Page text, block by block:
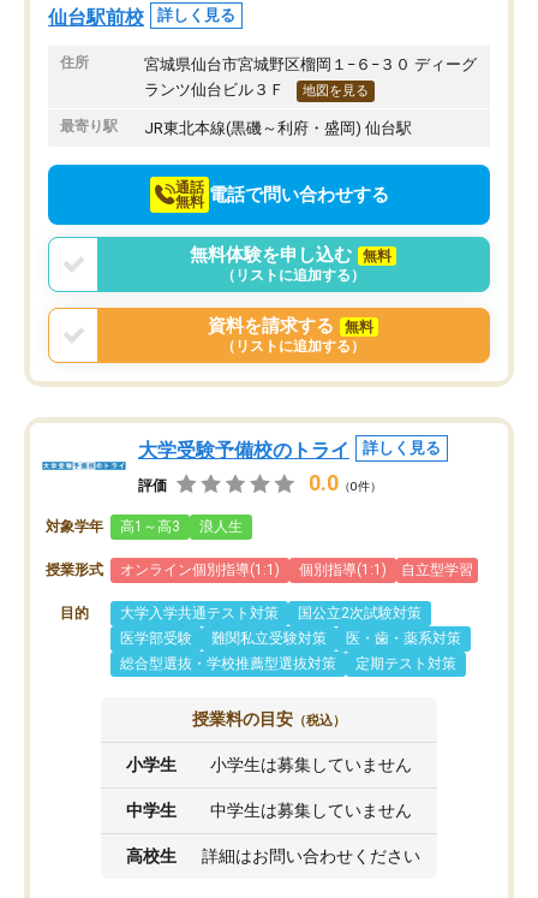
ています。
駅前なので送り迎えが少々負担になっ
ていますが、それを加味しても通って
損はないなと感じています。
塾だと思います。
仙台駅前校 詳しく見る
住所
宮城県仙台市宮城野区榴岡１−６−３０ ディーグ
ランツ仙台ビル３Ｆ
地図を見る
最寄り駅 JR東北本線(黒磯～利府・盛岡) 仙台駅
通話
無料 電話で問い合わせする
無料体験を申し込む
無料
（リストに追加する）
資料を請求する
無料
（リストに追加する）
大学受験予備校のトライ 詳しく見る
評価 0.0 （0件）
対象学年 高1～高3 浪人生
授業形式 オンライン個別指導(1:1) 個別指導(1:1) 自立型学習
目的 大学入学共通テスト対策
国公立2次試験対策
医学部受験
難関私立受験対策
医・歯・薬系対策
総合型選抜・学校推薦型選抜対策
定期テスト対策
授業料の目安 （税込）
小学生 小学生は募集していません
中学生 中学生は募集していません
高校生 詳細はお問い合わせください